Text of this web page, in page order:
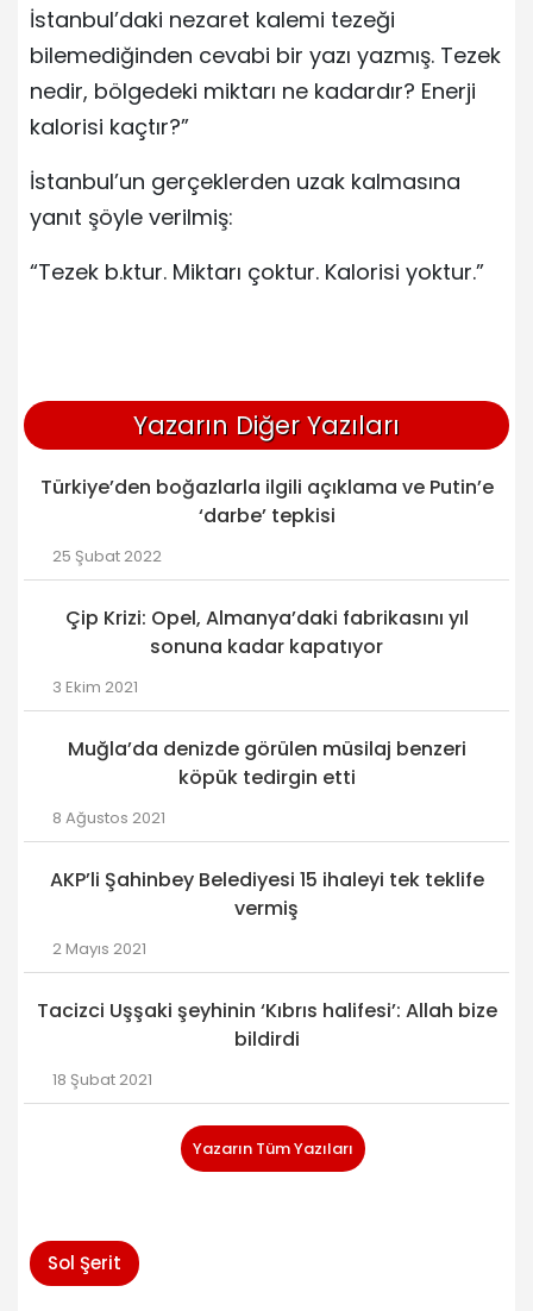
İstanbul’daki nezaret kalemi tezeği
bilemediğinden cevabi bir yazı yazmış. Tezek
nedir, bölgedeki miktarı ne kadardır? Enerji
kalorisi kaçtır?”
İstanbul’un gerçeklerden uzak kalmasına
yanıt şöyle verilmiş:
“Tezek b.ktur. Miktarı çoktur. Kalorisi yoktur.”
Yazarın Diğer Yazıları
Türkiye’den boğazlarla ilgili açıklama ve Putin’e
‘darbe’ tepkisi
25 Şubat 2022
Çip Krizi: Opel, Almanya’daki fabrikasını yıl
sonuna kadar kapatıyor
3 Ekim 2021
Muğla’da denizde görülen müsilaj benzeri
köpük tedirgin etti
8 Ağustos 2021
AKP’li Şahinbey Belediyesi 15 ihaleyi tek teklife
vermiş
2 Mayıs 2021
Tacizci Uşşaki şeyhinin ‘Kıbrıs halifesi’: Allah bize
bildirdi
18 Şubat 2021
Yazarın Tüm Yazıları
Sol Şerit